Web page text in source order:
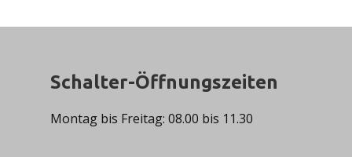
​Schalter-Öffnungszeiten
​Montag bis ​Freitag: 08.00 bis 11.30